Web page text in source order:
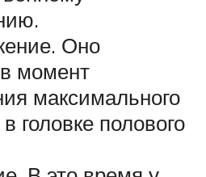
Оно
момент
максимального
головке полового